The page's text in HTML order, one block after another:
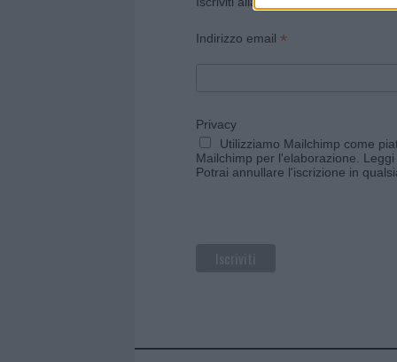
Indirizzo email *
Privacy
Utilizziamo Mailchimp come
Mailchimp per l'elaborazione.
Potrai annullare l'iscrizione in